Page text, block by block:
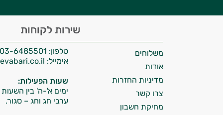
שירות לקוחות
טלפון: 6485501
אימייל:
שעות הפעילות:
ימים א'-ה' בין השעות 09:00-
ערבי חג וחג – סגור.
משלוחים
אודות
מדיניות החזרות
צרו קשר
מחיקת חשבון
התשובות שלי מבוססות על מאגרי מידע קליניים
וספרות מקצועית בתחומי הרפואה הטבעית
ותזונת הספורט.
אני כאן כדי לעזור לך להתאים את תוספי
התזונה ומוצרי הבריאות המדויקים למטרות